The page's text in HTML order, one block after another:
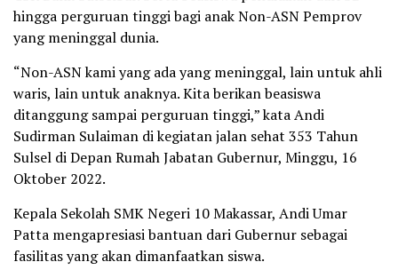
hingga perguruan tinggi bagi anak Non-ASN Pemprov
yang meninggal dunia.
“Non-ASN kami yang ada yang meninggal, lain untuk ahli
waris, lain untuk anaknya. Kita berikan beasiswa
ditanggung sampai perguruan tinggi,” kata Andi
Sudirman Sulaiman di kegiatan jalan sehat 353 Tahun
Sulsel di Depan Rumah Jabatan Gubernur, Minggu, 16
Oktober 2022.
Kepala Sekolah SMK Negeri 10 Makassar, Andi Umar
Patta mengapresiasi bantuan dari Gubernur sebagai
fasilitas yang akan dimanfaatkan siswa.